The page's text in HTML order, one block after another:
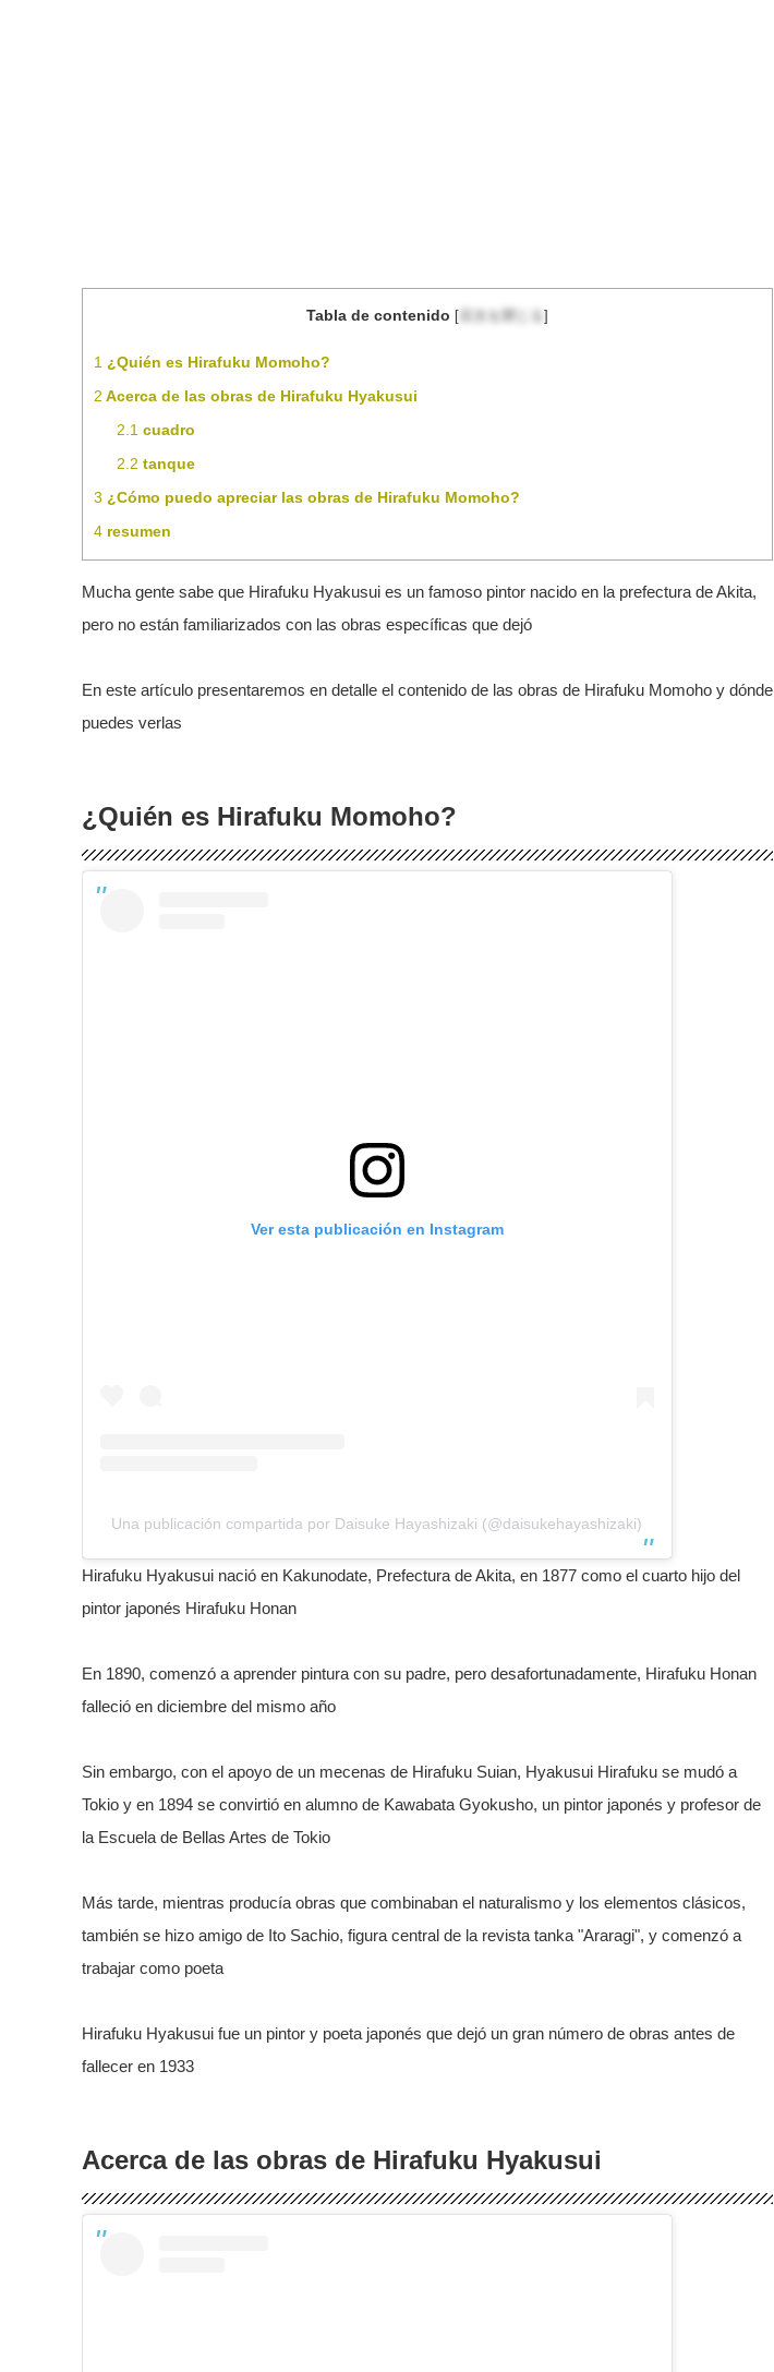
Tabla de contenido [目次を閉じる ]
1¿Quién es Hirafuku Momoho?
2 Acerca de las obras de Hirafuku Hyakusui
2.1 cuadro
2.2 tanque
3 ¿Cómo puedo apreciar las obras de Hirafuku Momoho?
4resumen
Mucha gente sabe que Hirafuku Hyakusui es un famoso pintor nacido en la prefectura de Akita,
pero no están familiarizados con las obras específicas que dejó
En este artículo presentaremos en detalle el contenido de las obras de Hirafuku Momoho y dónde
puedes verlas
¿Quién es Hirafuku Momoho?
Ver esta publicación en Instagram
Una publicación compartida por Daisuke Hayashizaki (@daisukehayashizaki)
Hirafuku Hyakusui nació en Kakunodate, Prefectura de Akita, en 1877 como el cuarto hijo del
pintor japonés Hirafuku Honan
En 1890, comenzó a aprender pintura con su padre, pero desafortunadamente, Hirafuku Honan
falleció en diciembre del mismo año
Sin embargo, con el apoyo de un mecenas de Hirafuku Suian, Hyakusui Hirafuku se mudó a
Tokio y en 1894 se convirtió en alumno de Kawabata Gyokusho, un pintor japonés y profesor de
la Escuela de Bellas Artes de Tokio
Más tarde, mientras producía obras que combinaban el naturalismo y los elementos clásicos,
también se hizo amigo de Ito Sachio, figura central de la revista tanka "Araragi", y comenzó a
trabajar como poeta
Hirafuku Hyakusui fue un pintor y poeta japonés que dejó un gran número de obras antes de
fallecer en 1933
Acerca de las obras de Hirafuku Hyakusui